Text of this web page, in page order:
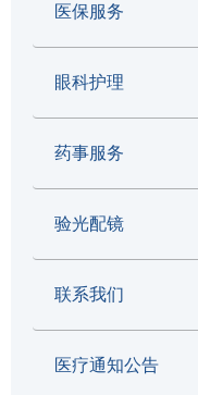
医保服务
眼科护理
药事服务
验光配镜
联系我们
医疗通知公告